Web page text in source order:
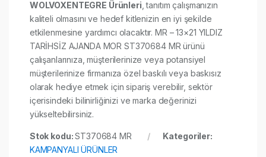
WOLVOXENTEGRE Ürünleri , tanıtım çalışmanızın
kaliteli olmasını ve hedef kitlenizin en iyi şekilde
etkilenmesine yardımcı olacaktır. MR – 13×21 YILDIZ
TARİHSİZ AJANDA MOR ST370684 MR ürünü
çalışanlarınıza, müşterilerinize veya potansiyel
müşterilerinize firmanıza özel baskılı veya baskısız
olarak hediye etmek için sipariş verebilir, sektör
içerisindeki bilinirliğinizi ve marka değerinizi
yükseltebilirsiniz.
Stok kodu:ST370684 MR
Kategoriler:
KAMPANYALI ÜRÜNLER